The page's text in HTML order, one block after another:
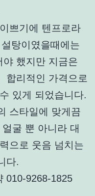
쁘기에 텐프로라
탕이였을때에는
했지만 지금은
합리적인 가격으로
있게 되었습니다.
스타일에 맞게끔
굴 뿐 아니라 대
으로 웃음 넘치는
다.
010-9268-1825